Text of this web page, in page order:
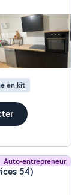
et
pris en
Avis
en kit
Auto-entrepreneur
54)